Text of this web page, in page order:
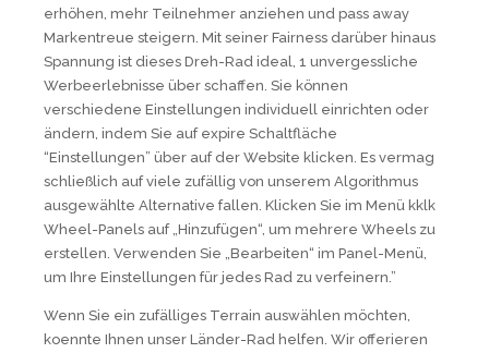
erhöhen, mehr Teilnehmer anziehen und pass away
Markentreue steigern. Mit seiner Fairness darüber hinaus
Spannung ist dieses Dreh-Rad ideal, 1 unvergessliche
Werbeerlebnisse über schaffen. Sie können
verschiedene Einstellungen individuell einrichten oder
ändern, indem Sie auf expire Schaltfläche
“Einstellungen” über auf der Website klicken. Es vermag
schließlich auf viele zufällig von unserem Algorithmus
ausgewählte Alternative fallen. Klicken Sie im Menü kklk
Wheel-Panels auf „Hinzufügen“, um mehrere Wheels zu
erstellen. Verwenden Sie „Bearbeiten“ im Panel-Menü,
um Ihre Einstellungen für jedes Rad zu verfeinern.”
Wenn Sie ein zufälliges Terrain auswählen möchten,
koennte Ihnen unser Länder-Rad helfen. Wir offerieren